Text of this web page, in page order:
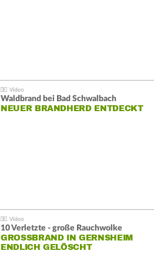
Waldbrand bei Bad Schwalbach
NEUER BRANDHERD ENTDECKT
10 Verletzte - große Rauchwolke
GROSSBRAND IN GERNSHEIM E
NDLICH GELÖSCHT